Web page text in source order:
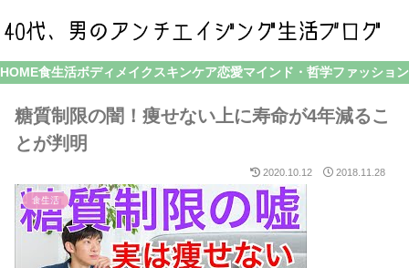
HOME食生活ボディメイク スキンケア恋愛マインド・哲学ファッション
糖質制限の闇！痩せない上に寿命が4年減るこ
とが判明
2020.10.12 2018.11.28
食生活